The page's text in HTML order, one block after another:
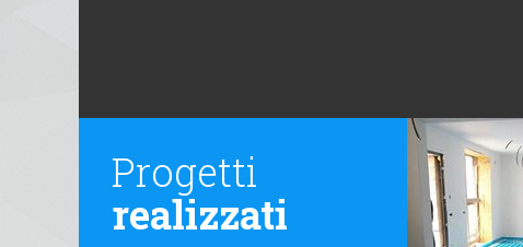
Progetti
realizzati